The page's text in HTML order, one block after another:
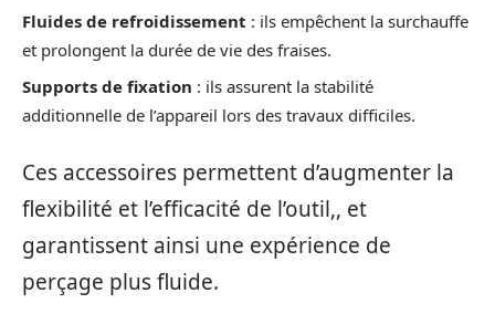
Fluides de refroidissement : ils empêchent la surchauffe
et prolongent la durée de vie des fraises.
Supports de fixation : ils assurent la stabilité
additionnelle de l’appareil lors des travaux difficiles.
Ces accessoires permettent d’augmenter la
flexibilité et l’efficacité de l’outil,, et
garantissent ainsi une expérience de
perçage plus fluide.